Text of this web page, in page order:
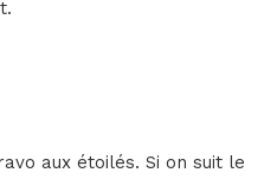
aux étoilés. Si on suit le